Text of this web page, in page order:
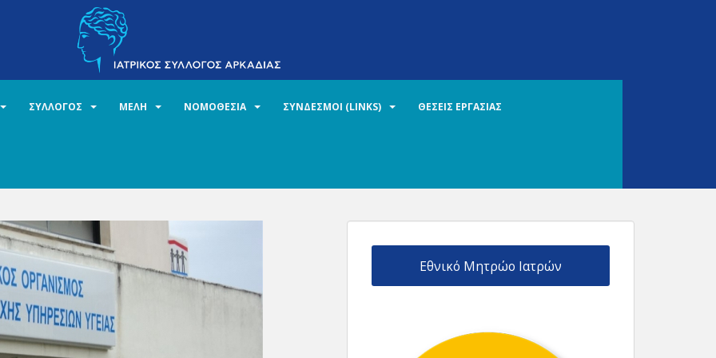
ΣΥΛΛΟΓΟΣ ΜΕΛΗ ΝΟΜΟΘΕΣΙΑ ΣΥΝΔΕΣΜΟΙ (LINKS) ΘΕΣΕΙΣ ΕΡΓΑΣΙΑΣ
Εθνικό Μητρώο Ιατρών